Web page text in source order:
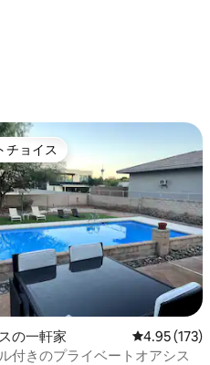
ゲストチョイスです。
チョイス
の一軒家 レビュー
4.95 (173)
付きのプライベートオアシス